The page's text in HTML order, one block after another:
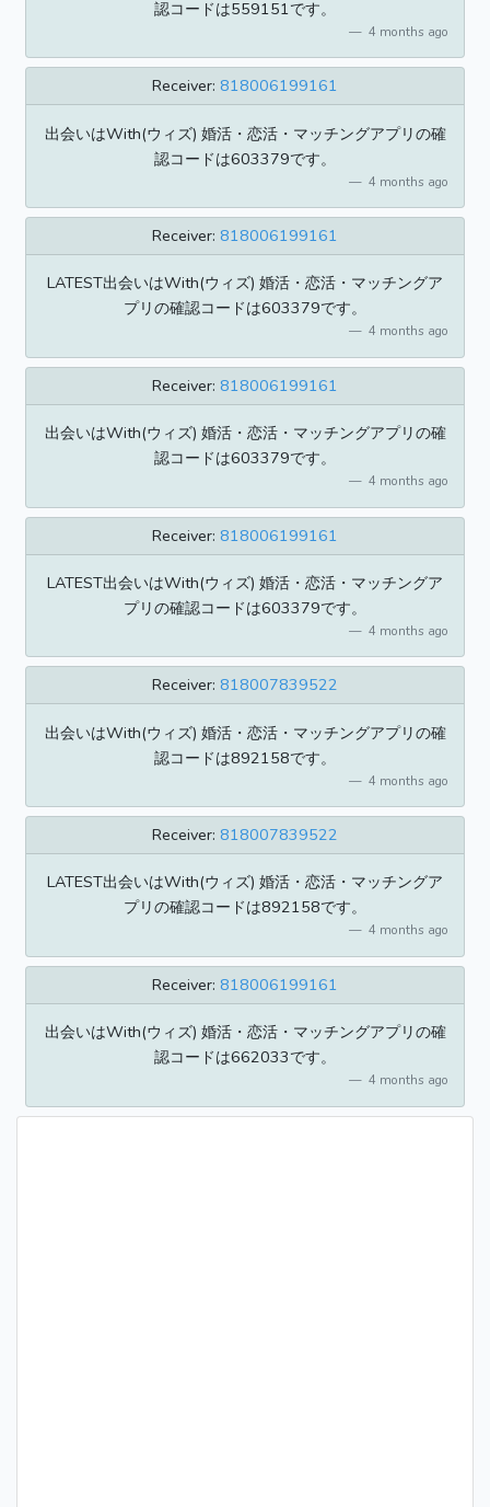
認コードは559151です。
4 months ago
Receiver: 818006199161
出会いはWith(ウィズ) 婚活・恋活・マッチングアプリの確
認コードは603379です。
4 months ago
Receiver: 818006199161
LATEST出会いはWith(ウィズ) 婚活・恋活・マッチングア
プリの確認コードは603379です。
4 months ago
Receiver: 818006199161
出会いはWith(ウィズ) 婚活・恋活・マッチングアプリの確
認コードは603379です。
4 months ago
Receiver: 818006199161
LATEST出会いはWith(ウィズ) 婚活・恋活・マッチングア
プリの確認コードは603379です。
4 months ago
Receiver: 818007839522
出会いはWith(ウィズ) 婚活・恋活・マッチングアプリの確
認コードは892158です。
4 months ago
Receiver: 818007839522
LATEST出会いはWith(ウィズ) 婚活・恋活・マッチングア
プリの確認コードは892158です。
4 months ago
Receiver: 818006199161
出会いはWith(ウィズ) 婚活・恋活・マッチングアプリの確
認コードは662033です。
4 months ago